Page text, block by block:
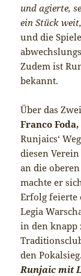
und agierte,
ein Stück
und die
Zudem ist
bekannt.
Über das
Franco Foda,
Runjaics‘
diesen
an die
machte er
Erfolg feierte
Legia
in den knapp
den Pokalsieg.
Runjaic mit